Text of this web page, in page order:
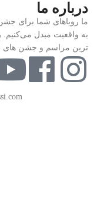
درباره ما
ما رویاهای شما برای
به واقعیت مبدل می‌کنیم.
ترین مراسم و جشن های